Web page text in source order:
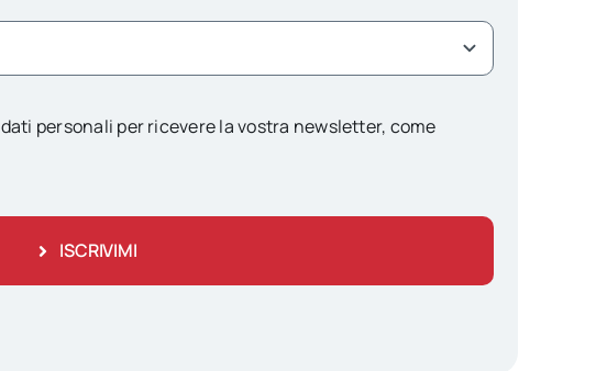
personali per ricevere la vostra newsletter, come
ISCRIVIMI